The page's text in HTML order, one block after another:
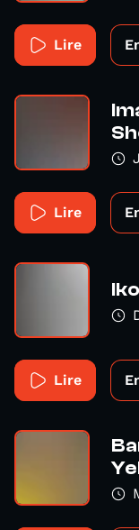
Lire
Lire
Lire